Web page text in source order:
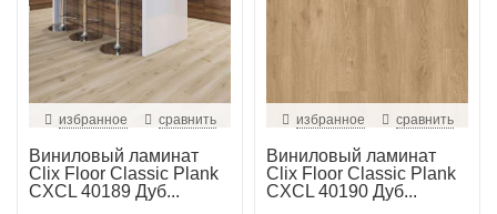
избранное сравнить
Виниловый ламинат
Clix Floor Classic Plank
CXCL 40189 Дуб...
избранное сравнить
Виниловый ламинат
Clix Floor Classic Plank
CXCL 40190 Дуб...